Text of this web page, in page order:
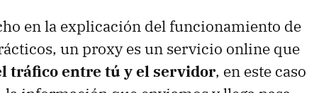
en la explicación del funcionamiento de
un proxy es un servicio online que
tráfico entre tú y el servidor, en este caso